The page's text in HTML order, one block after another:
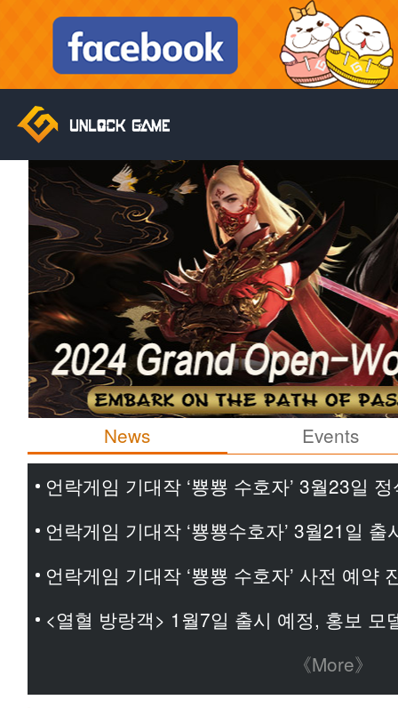
News
Events
언락게임 기대작 ‘뿅뿅 수호자’ 3월23일
언락게임 기대작 ‘뿅뿅수호자’ 3월21일 출
언락게임 기대작 ‘뿅뿅 수호자’ 사전 예약
<열혈 방랑객> 1월7일 출시 예정, 홍보 모
《More》